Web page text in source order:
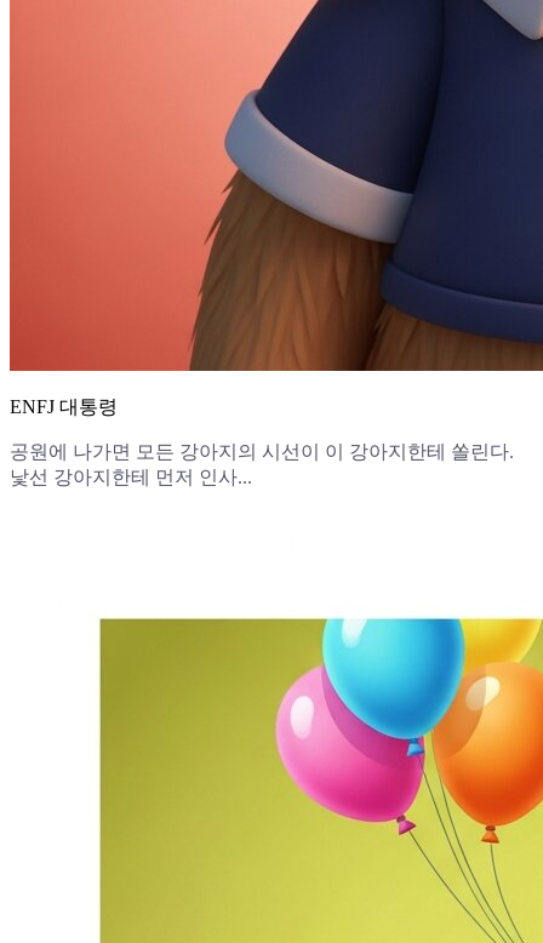
ENFJ 대통령
공원에 나가면 모든 강아지의 시선이 이 강아지한테 쏠린다.
낯선 강아지한테 먼저 인사...